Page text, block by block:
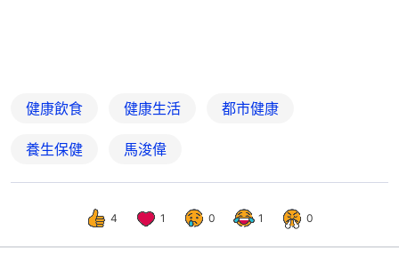
健康飲食 健康生活 都市健康
養生保健 馬浚偉
4 1 0 1 0